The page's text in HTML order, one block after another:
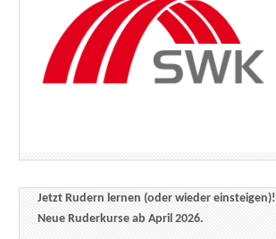
Jetzt Rudern lernen (oder wieder einsteigen)!
Neue Ruderkurse ab April 2026.